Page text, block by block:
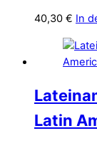
40,30 € In
Latin